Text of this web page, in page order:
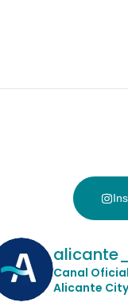
Canal
Alicante